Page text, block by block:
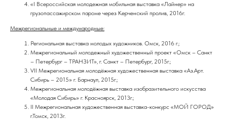
«I Всероссийская молодежная мобильная выставка «Лайнер» на
грузопассажирском пароме через Керченский пролив, 2016г.
Межрегиональные и международные:
Региональная выставка молодых художников. Омск, 2016 г.;
Межрегиональный молодежный художественный проект «Омск – Санкт
– Петербург – ТРАНЗИТ», г. Санкт – Петербург, 2015г.;
VII Межрегиональная молодёжная художественная выставка «Аз.Арт.
Сибирь – 2015» г. Барнаул, 2015г.;
Межрегиональная молодёжная выставка изобразительного искусства
«Молодая Сибирь» г. Красноярск, 2013г.;
II Межрегиональная художественная выставка-конкурс «МОЙ ГОРОД»
г.Томск, 2013г.